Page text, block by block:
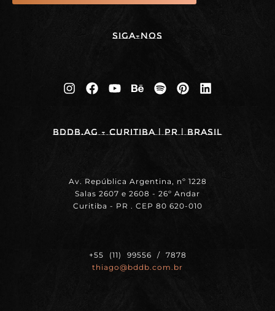
Siga-nos
BDDB.ag - Curitiba | PR | BRASIL
Av. República Argentina, nº 1228
Salas 2607 e 2608 - 26º Andar
Curitiba - PR . CEP 80 620-010
+55 (11) 99556 / 7878
thiago@bddb.com.br